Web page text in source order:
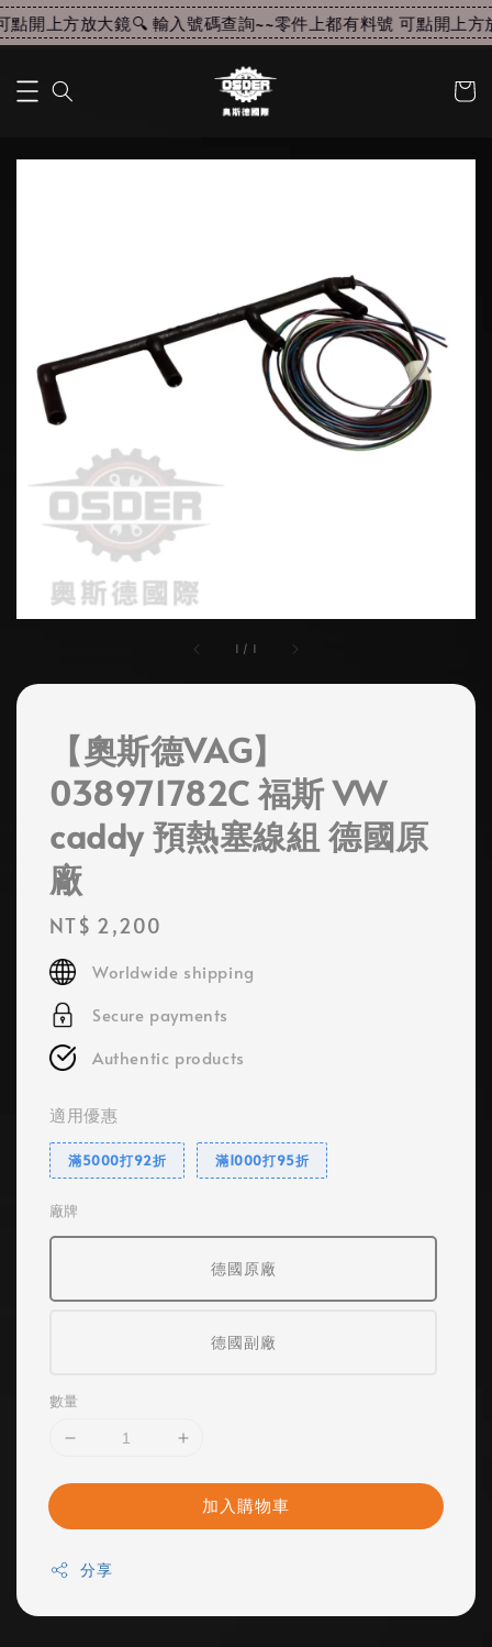
開上方放大鏡🔍 輸入號碼查詢~~零件上都有料號 可點開上方
1 / 1
【奧斯德VAG】
038971782C 福斯 VW
caddy 預熱塞線組 德國原
廠
Regular
price
NT$ 2,200
Worldwide shipping
Secure payments
Authentic products
適用優惠
滿5000打92折 滿1000打95折
廠牌
德國原廠
德國副廠
數量
加入購物車
分享